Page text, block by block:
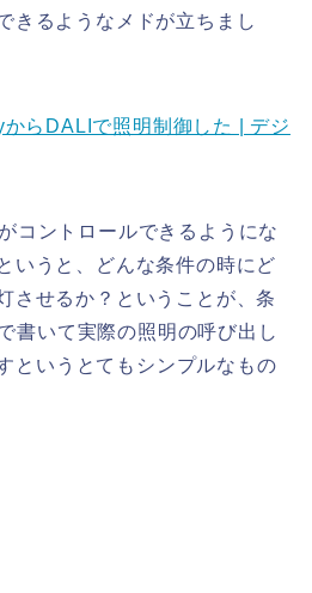
きるようなメドが立ちまし
らDALIで照明制御した | デジ
コントロールできるようにな
いうと、どんな条件の時にど
させるか？ということが、条
書いて実際の照明の呼び出し
というとてもシンプルなもの